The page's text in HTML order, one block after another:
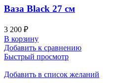
Ваза Black 27 см
3 200 ₽
В корзину
Добавить к сравнению
Быстрый просмотр
Добавить в список желаний